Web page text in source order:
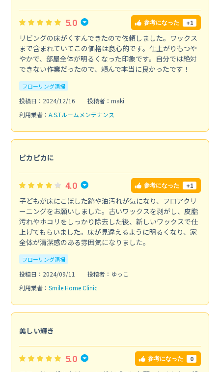
5.0 参考になった +1
リビングの床がくすんできたので依頼しました。ワックス
まで含まれていてこの価格は良心的です。仕上がりもつや
やかで、部屋全体が明るくなった印象です。自分では絶対
できない作業だったので、頼んで本当に良かったです！
フローリング清掃
投稿日：2024/12/16
投稿者：maki
利用業者： A.S.Tルームメンテナンス
ピカピカに
4.0 参考になった +1
子どもが床にこぼした跡や油汚れが気になり、フロアクリ
ーニングをお願いしました。古いワックスを剥がし、皮脂
汚れやホコリをしっかり除去した後、新しいワックスで仕
上げてもらいました。床が見違えるように明るくなり、家
全体が清潔感のある雰囲気になりました。
フローリング清掃
投稿日：2024/09/11
投稿者：ゆっこ
利用業者： Smile Home Clinic
美しい輝き
5.0 参考になった 0